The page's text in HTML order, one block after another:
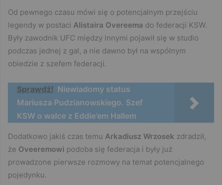
Od pewnego czasu mówi się o potencjalnym przejściu
legendy w postaci Alistaira Overeema do federacji KSW.
Były zawodnik UFC między innymi pojawił się w studio
podczas jednej z gal, a nie dawno był na wspólnym
obiedzie z szefem federacji.
Sprawdź! Niewiadomy status
Mariusza Pudzianowskiego. Szef
KSW o walce z Eddie'em Hallem
Dodatkowo jakiś czas temu Arkadiusz Wrzosek zdradził,
że Oveeremowi podoba się federacja i były już
prowadzone pierwsze rozmowy na temat potencjalnego
pojedynku.